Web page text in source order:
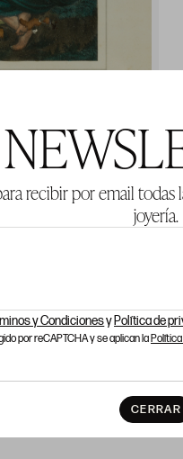
recibir por email
joyería.
y Condicionesy Política de
por reCAPTCHA y se aplican la
CERRAR